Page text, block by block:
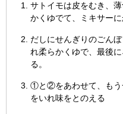
サトイモは皮をむき、
かくゆでて、ミキサーに
だしにせんぎりのごん
れ柔らかくゆで、最後
る。
①と②をあわせて、もう
をいれ味をとのえる